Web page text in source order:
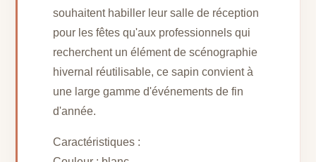
souhaitent habiller leur salle de réception
pour les fêtes qu'aux professionnels qui
recherchent un élément de scénographie
hivernal réutilisable, ce sapin convient à
une large gamme d'événements de fin
d'année.
Caractéristiques :